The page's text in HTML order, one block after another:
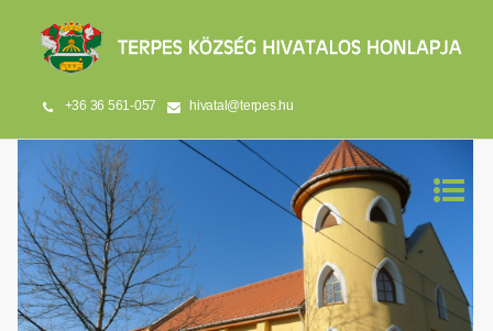
+36 36 561-057 hivatal@terpes.hu